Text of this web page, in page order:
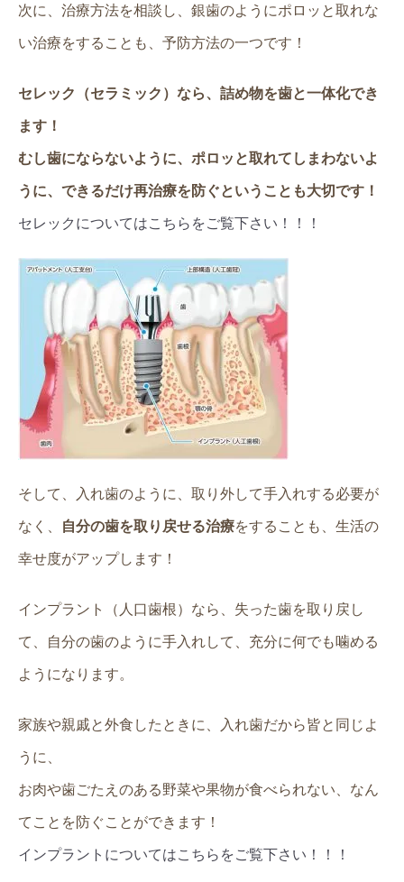
次に、治療方法を相談し、銀歯のようにポロッと取れな
い治療をすることも、予防方法の一つです！
セレック（セラミック）なら、詰め物を歯と一体化でき
ます！
むし歯にならないように、ポロッと取れてしまわないよ
うに、できるだけ再治療を防ぐということも大切です！
セレックについてはこちらをご覧下さい！！！
そして、入れ歯のように、取り外して手入れする必要が
なく、 自分の歯を取り戻せる治療をすることも、生活の
幸せ度がアップします！
インプラント（人口歯根）なら、失った歯を取り戻し
て、自分の歯のように手入れして、充分に何でも噛める
ようになります。
家族や親戚と外食したときに、入れ歯だから皆と同じよ
うに、
お肉や歯ごたえのある野菜や果物が食べられない、なん
てことを防ぐことができます！
インプラントについてはこちらをご覧下さい！！！